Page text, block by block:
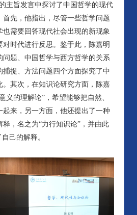
主旨发言中探讨了中国哲学的现代
首先，他指出，尽管一些哲学问题
需要回答现代社会出现的新现象
时代进行反思。鉴于此，陈嘉明
问题、中国哲学与西方哲学的关系
捕捉、方法问题四个方面探究了中
。其次，在知识论研究方面，陈嘉
义的理解论”，希望能够把自然、
起来，另一方面，他还提出了一种
，名之为“力行知识论”，并由此
己的解释。